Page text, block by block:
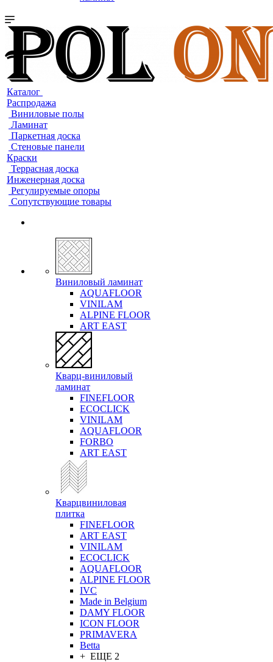
Каталог
Распродажа
Виниловые полы
Ламинат
Паркетная доска
Стеновые панели
Краски
Террасная доска
Инженерная доска
Регулируемые опоры
Сопутствующие товары
Виниловый ламинат
AQUAFLOOR
VINILAM
ALPINE FLOOR
ART EAST
Кварц-виниловый
ламинат
FINEFLOOR
ECOCLICK
VINILAM
AQUAFLOOR
FORBO
ART EAST
Кварцвиниловая
плитка
FINEFLOOR
ART EAST
VINILAM
ECOCLICK
AQUAFLOOR
ALPINE FLOOR
IVC
Made in Belgium
DAMY FLOOR
ICON FLOOR
PRIMAVERA
Betta
+ ЕЩЕ 2